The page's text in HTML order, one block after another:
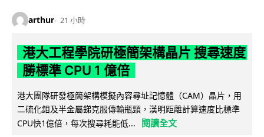
arthur 21 小時
港大工程學院研極簡架構晶片 搜尋速度
勝標準 CPU 1 億倍
港大團隊研發極簡架構模擬內容尋址記憶體（CAM）晶片，用
二硫化鉬及半金屬銻克服傳輸瓶頸，漢明距離計算速度比標準
CPU快1億倍，每次搜尋耗能低...
閱讀全文